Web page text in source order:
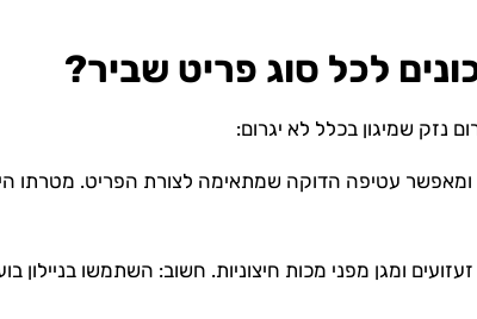
לכל סוג פריט שביר?
נזק שמיגון בכלל לא יגרום:
עטיפה הדוקה שמתאימה לצורת הפריט. מטרתו
ומגן מפני מכות חיצוניות. חשוב: השתמשו בניילון